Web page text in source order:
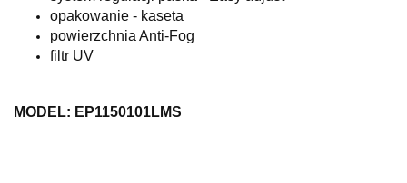
opakowanie - kaseta
powierzchnia Anti-Fog
filtr UV
MODEL: EP1150101LMS